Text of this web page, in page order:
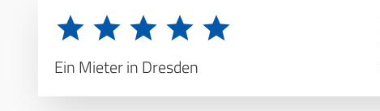
Ein Mieter in Dresden